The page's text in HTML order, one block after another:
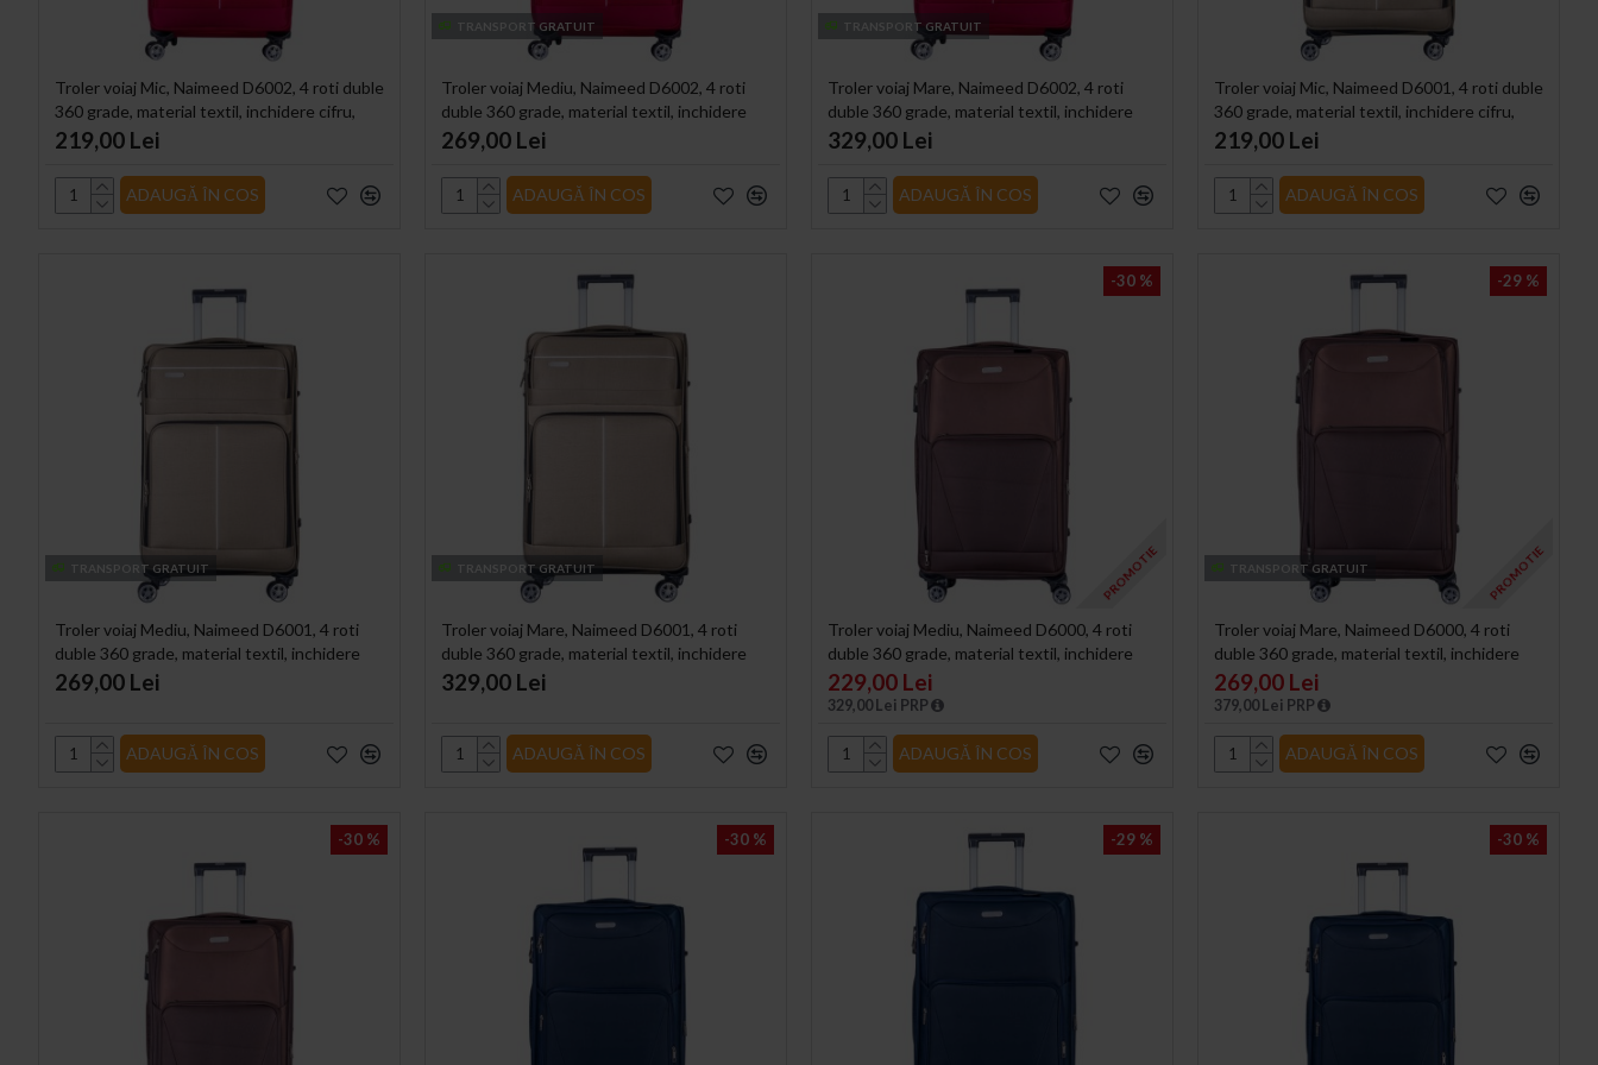
Troler voiaj Mic, Naimeed D6002, 4 roti duble
360 grade, material textil, inchidere cifru,
Rosu, 35x21x58cm
219,00 Lei
ADAUGĂ ÎN COS
TRANSPORT GRATUIT
Troler voiaj Mediu, Naimeed D6002, 4 roti
duble 360 grade, material textil, inchidere
cifru, Rosu, 41x23x68cm
269,00 Lei
ADAUGĂ ÎN COS
TRANSPORT GRATUIT
Troler voiaj Mare, Naimeed D6002, 4 roti
duble 360 grade, material textil, inchidere
cifru, Rosu, 46x27x78cm
329,00 Lei
ADAUGĂ ÎN COS
Troler voiaj Mic, Naimeed D6001, 4 roti duble
360 grade, material textil, inchidere cifru,
Crem, 35x21x58cm
219,00 Lei
ADAUGĂ ÎN COS
TRANSPORT GRATUIT
Troler voiaj Mediu, Naimeed D6001, 4 roti
duble 360 grade, material textil, inchidere
cifru, Crem, 41x23x68cm
269,00 Lei
ADAUGĂ ÎN COS
TRANSPORT GRATUIT
Troler voiaj Mare, Naimeed D6001, 4 roti
duble 360 grade, material textil, inchidere
cifru, Crem, 46x27x78cm
329,00 Lei
ADAUGĂ ÎN COS
PROMOTIE
-30 %
Troler voiaj Mediu, Naimeed D6000, 4 roti
duble 360 grade, material textil, inchidere
cifru, Maro, 41x23x68cm
229,00 Lei
329,00 Lei PRP
ADAUGĂ ÎN COS
PROMOTIE
TRANSPORT GRATUIT
-29 %
Troler voiaj Mare, Naimeed D6000, 4 roti
duble 360 grade, material textil, inchidere
cifru, Maro, 46x27x78cm
269,00 Lei
379,00 Lei PRP
ADAUGĂ ÎN COS
-30 % -30 % -29 % -30 %